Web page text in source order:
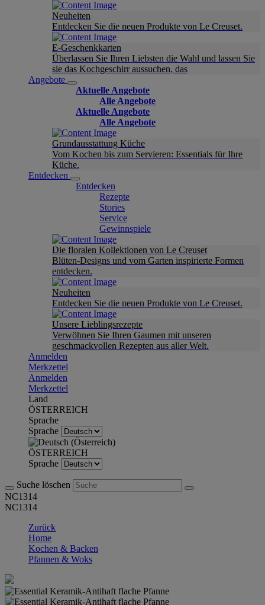
Neuheiten
Entdecken Sie die neuen Produkte von Le Creuset.
E-Geschenkkarten
Überlassen Sie Ihren Liebsten die Wahl und lassen Sie
sie das Kochgeschirr aussuchen, das
Angebote
Aktuelle Angebote
Alle Angebote
Aktuelle Angebote
Alle Angebote
Grundausstattung Küche
Vom Kochen bis zum Servieren: Essentials für Ihre
Küche.
Entdecken
Entdecken
Rezepte
Stories
Service
Gewinnspiele
Die floralen Kollektionen von Le Creuset
Blüten-Designs und vom Garten inspirierte Formen
entdecken.
Neuheiten
Entdecken Sie die neuen Produkte von Le Creuset.
Unsere Lieblingsrezepte
Verwöhnen Sie Ihren Gaumen mit unseren
geschmackvollen Rezepten aus aller Welt.
Anmelden
Merkzettel
Anmelden
Merkzettel
Land
ÖSTERREICH
Sprache
Sprache
ÖSTERREICH
Sprache
Suche löschen
NC1314
NC1314
Zurück
Home
Kochen & Backen
Pfannen & Woks